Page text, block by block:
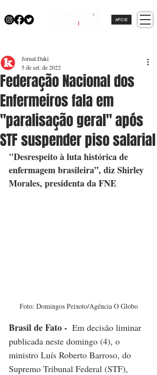
APOIE
Federação Nacional dos
Enfermeiros fala em
"paralisação geral" após
STF suspender piso salarial
Jornal Daki
5 de set. de 2022
"Desrespeito à luta histórica de
enfermagem brasileira”, diz Shirley
Morales, presidenta da FNE
Foto: Domingos Peixoto/Agência O Globo
Brasil de Fato - Em decisão liminar
publicada neste domingo (4), o
ministro Luís Roberto Barroso, do
Supremo Tribunal Federal (STF),